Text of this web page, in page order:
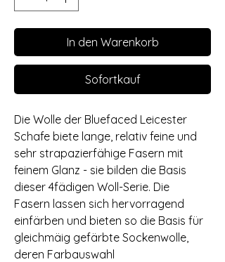
In den Warenkorb
Sofortkauf
Die Wolle der Bluefaced Leicester
Schafe biete lange, relativ feine und
sehr strapazierfähige Fasern mit
feinem Glanz - sie bilden die Basis
dieser 4fädigen Woll-Serie. Die
Fasern lassen sich hervorragend
einfärben und bieten so die Basis für
gleichmäig gefärbte Sockenwolle,
deren Farbauswahl